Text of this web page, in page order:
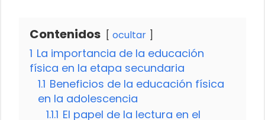
Contenidos ocultar
1 La importancia de la educación
física en la etapa secundaria
1.1 Beneficios de la educación física
en la adolescencia
1.1.1 El papel de la lectura en el